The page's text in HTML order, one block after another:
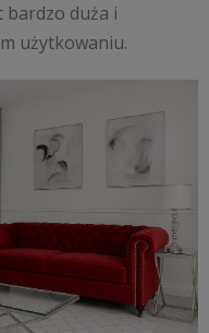
bardzo duża i
użytkowaniu.